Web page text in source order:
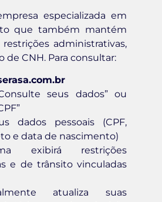
especializada em
que também mantém
administrativas,
de CNH. Para consultar:
seus dados” ou
dados pessoais (CPF,
e data de nascimento)
exibirá restrições
e de trânsito vinculadas
atualiza suas